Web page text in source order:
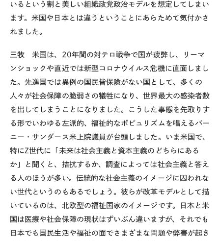
いるという割と美しい組織政党政治モデルを想定してしまい
ます。米国や日本とは違うということにあらためて気付かさ
れました。
三牧 米国は、 20年間の対テロ戦争で国が疲弊し、リーマ
ンショックや直近では新型コロナウイルス危機に直面しまし
た。先進国では異例の国民皆保険がない国として、多くの
人々が社会保障の脆弱さの犠牲になり、世界最大の感染者数
を出してしまうことになりました。こうした事態を先取りす
る形でいわゆる左派的、福祉的なポピュリズムを唱えるバー
ニー・サンダース米上院議員が台頭しました。いま米国で、
特にZ世代に「未来は社会主義と資本主義のどちらにある
か」と聞くと、拮抗するか、調査によっては社会主義と答え
る人のほうが多い。伝統的な社会主義のイメージに囚われな
い世代というのもあるでしょう。彼らが改革モデルとして描
いているのは、北欧型の福祉国家のイメージです。日本と米
国は医療や社会保障の現状はずいぶん違いますが、それでも
日本でも国民生活や福祉の面でさまざまな問題や弊害が起き